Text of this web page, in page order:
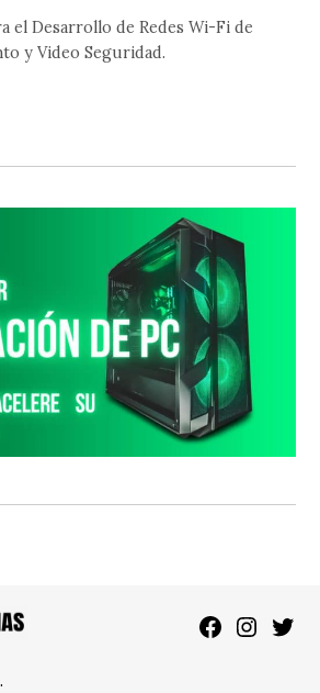
el Desarrollo de Redes Wi-Fi de
y Video Seguridad.
Facebook